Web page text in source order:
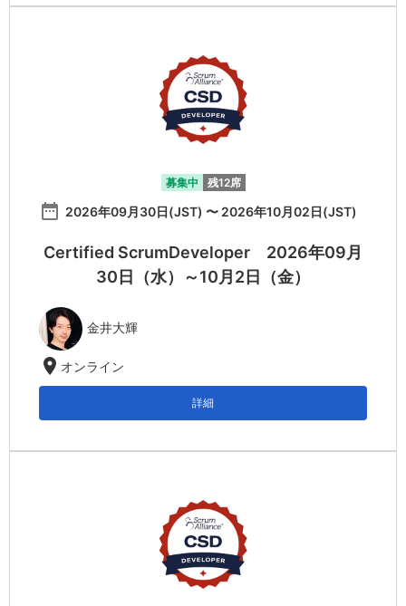
募集中 残12席
date_range 2026年09月30日(JST) 〜 2026年10月02日(JST)
Certified ScrumDeveloper 2026年09月
30日（水）～10月2日（金）
金井大輝
location_on オンライン
詳細